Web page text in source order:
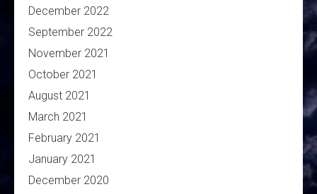
December 2022
September 2022
November 2021
October 2021
August 2021
March 2021
February 2021
January 2021
December 2020